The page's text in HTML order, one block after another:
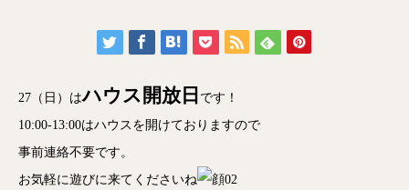
27（日）はハウス開放日 です！
10:00-13:00はハウスを開けておりますので
事前連絡不要です。
お気軽に遊びに来てくださいね